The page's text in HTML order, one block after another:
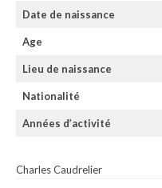
Date de naissance
Age
Lieu de naissance
Nationalité
Années d’activité
Charles Caudrelier